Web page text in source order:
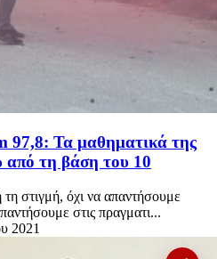
97,8: Τα μαθηματικά της
από τη βάση του 10
στιγμή, όχι να απαντήσουμε
στις πραγματι...
2021